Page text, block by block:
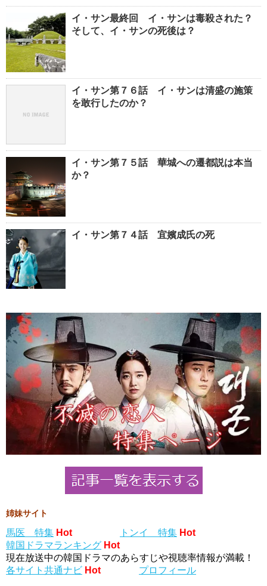
イ・サン最終回 イ・サンは毒殺された？
そして、イ・サンの死後は？
イ・サン第７６話 イ・サンは清盛の施策
を敢行したのか？
イ・サン第７５話 華城への遷都説は本当
か？
イ・サン第７４話 宜嬪成氏の死
姉妹サイト
馬医 特集 Hot トンイ 特集 Hot
韓国ドラマランキング Hot
現在放送中の韓国ドラマのあらすじや視聴率情報が満載！
各サイト共通ナビ Hot プロフィール